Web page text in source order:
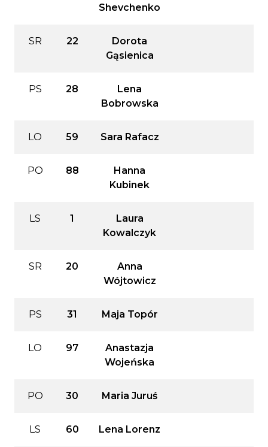
Shevchenko
SR 22
Dorota
Gąsienica
PS 28
Lena
Bobrowska
LO 59 Sara Rafacz
PO 88
Hanna
Kubinek
LS 1
Laura
Kowalczyk
SR 20
Anna
Wójtowicz
PS 31 Maja Topór
LO 97
Anastazja
Wojeńska
PO 30 Maria Juruś
LS 60 Lena Lorenz